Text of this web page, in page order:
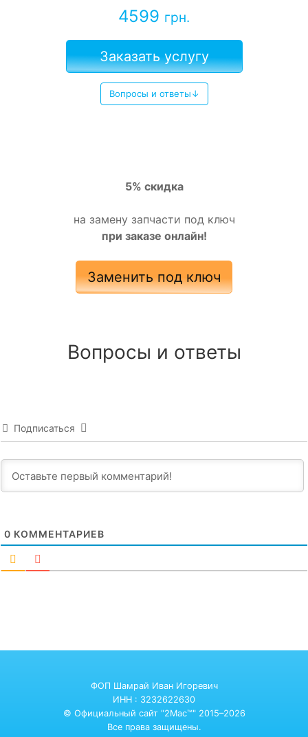
4599 грн.
Заказать услугу
Вопросы и ответы↓
5% скидка
на замену запчасти под ключ
при заказе онлайн!
Заменить под ключ
Вопросы и ответы
Подписаться
0 КОММЕНТАРИЕВ
ФОП Шамрай Иван Игоревич
ИНН : 3232622630
© Официальный сайт "2Mac™" 2015–2026
Все права защищены.